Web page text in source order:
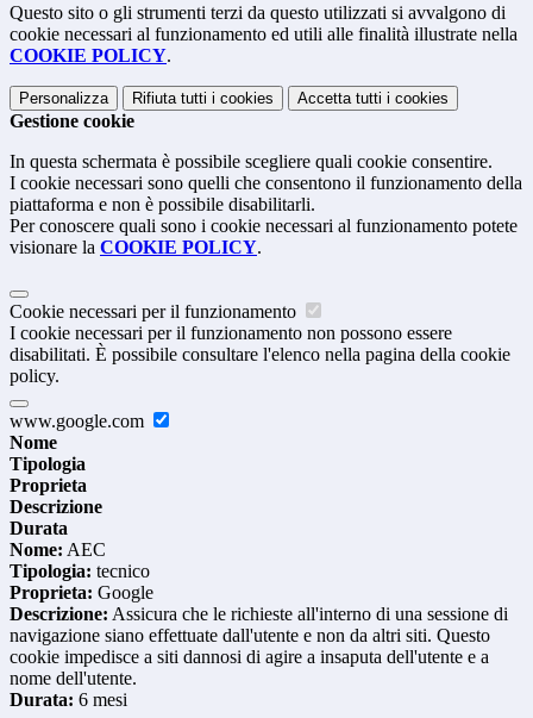
Questo sito o gli strumenti terzi da questo utilizzati si avvalgono di
cookie necessari al funzionamento ed utili alle finalità illustrate nella
COOKIE POLICY.
Personalizza Rifiuta tutti i cookies Accetta tutti i cookies
Gestione cookie
In questa schermata è possibile scegliere quali cookie consentire.
I cookie necessari sono quelli che consentono il funzionamento della
piattaforma e non è possibile disabilitarli.
Per conoscere quali sono i cookie necessari al funzionamento potete
visionare la COOKIE POLICY.
Cookie necessari per il funzionamento
I cookie necessari per il funzionamento non possono essere
disabilitati. È possibile consultare l'elenco nella pagina della cookie
policy.
www.google.com
Nome
Tipologia
Proprieta
Descrizione
Durata
Nome: AEC
Tipologia: tecnico
Proprieta: Google
Descrizione: Assicura che le richieste all'interno di una sessione di
navigazione siano effettuate dall'utente e non da altri siti. Questo
cookie impedisce a siti dannosi di agire a insaputa dell'utente e a
nome dell'utente.
Durata: 6 mesi